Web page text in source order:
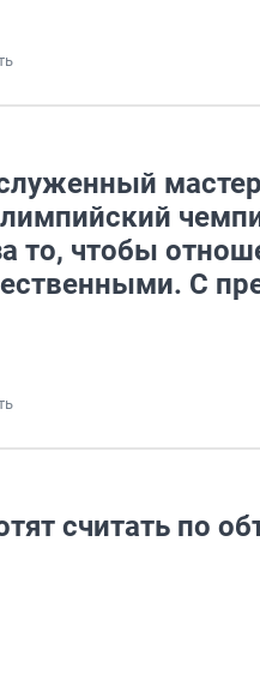
мастер
то, чтобы
С
считать по